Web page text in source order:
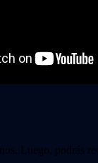
Luego, podrás